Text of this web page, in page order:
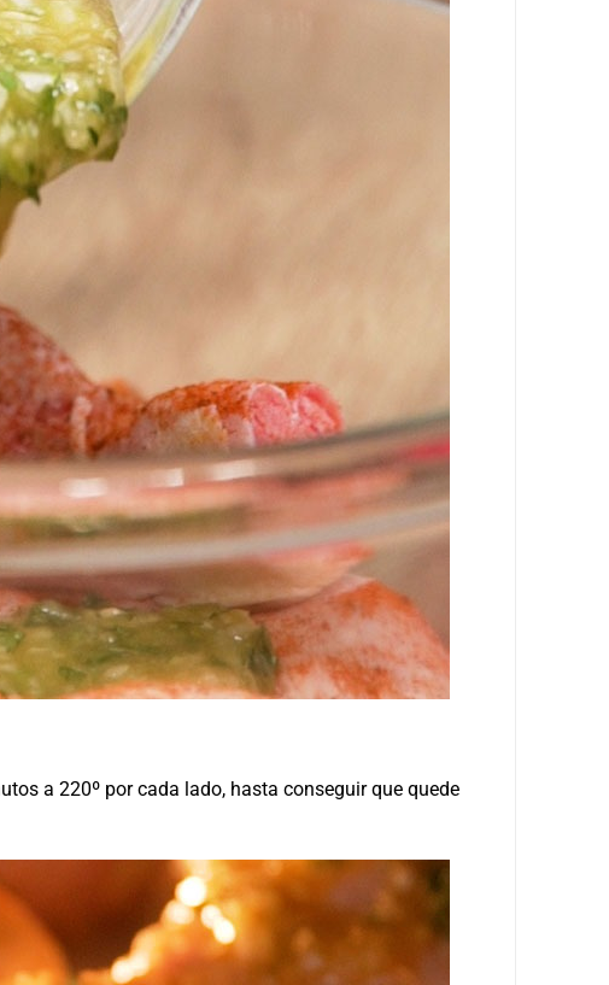
a 220º por cada lado, hasta conseguir que quede